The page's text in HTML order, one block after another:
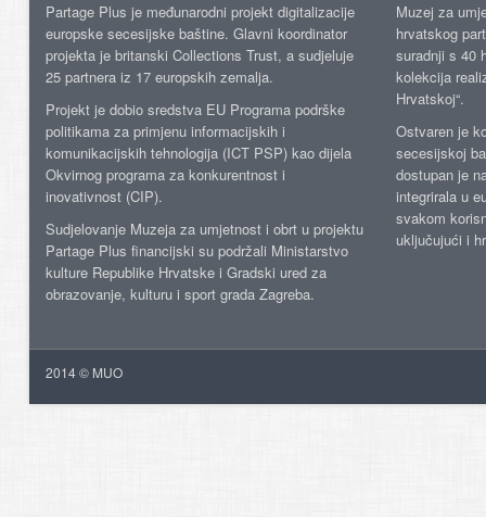
Partage Plus je međunarodni projekt digitalizacije
europske secesijske baštine. Glavni koordinator
projekta je britanski Collections Trust, a sudjeluje
25 partnera iz 17 europskih zemalja.
Projekt je dobio sredstva EU Programa podrške
politikama za primjenu informacijskih i
komunikacijskih tehnologija (ICT PSP) kao dijela
Okvirnog programa za konkurentnost i
inovativnost (CIP).
Sudjelovanje Muzeja za umjetnost i obrt u projektu
Partage Plus financijski su podržali Ministarstvo
kulture Republike Hrvatske i Gradski ured za
obrazovanje, kulturu i sport grada Zagreba.
Muzej za
hrvatskog
suradnji s 40
kolekcija
Hrvatskoj“.
Ostvaren je
secesijskoj
dostupan je
integrirala u
svakom
uključujući i
2014 © MUO